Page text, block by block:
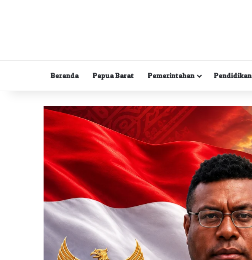
Beranda Papua Barat Pemerintahan Pendidikan